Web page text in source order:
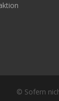
© Sofern